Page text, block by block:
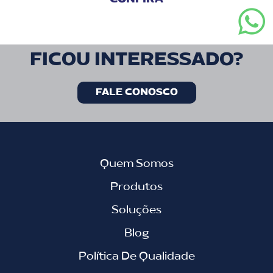
FICOU INTERESSADO?
FALE CONOSCO
Quem Somos
Produtos
Soluções
Blog
Política De Qualidade